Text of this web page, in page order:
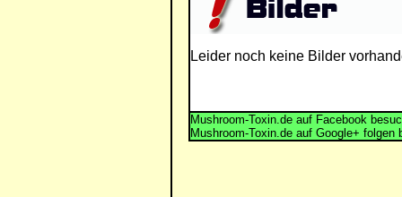
Leider noch keine Bilder
Mushroom-Toxin.de auf Facebook
Mushroom-Toxin.de auf Google+ folgen